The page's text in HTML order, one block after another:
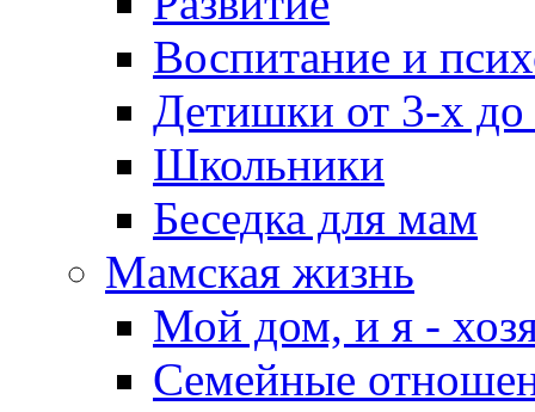
Воспитание и
Детишки от 3-х
Школьники
Беседка для мам
Мамская жизнь
Мой дом, и я -
Семейные